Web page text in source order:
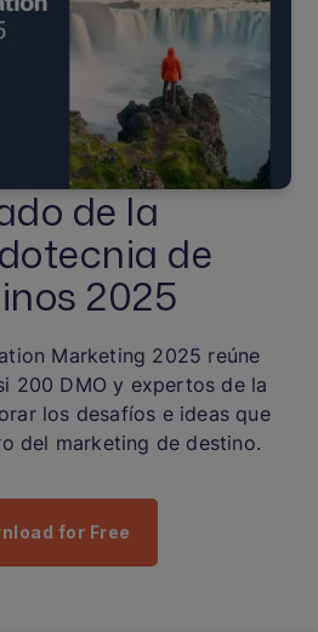
de la
de
2025
Marketing 2025 reúne
200 DMO y expertos de la
los desafíos e ideas que
del marketing de destino.
for Free